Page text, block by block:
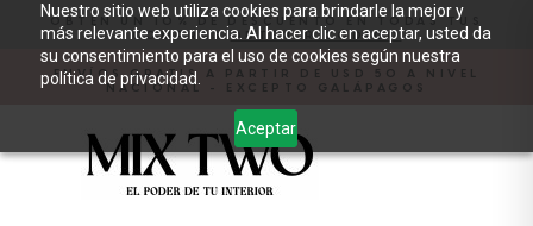
Nuestro sitio web utiliza cookies para brindarle la mejor y
más relevante experiencia. Al hacer clic en aceptar, usted da
su consentimiento para el uso de cookies según nuestra
política de privacidad.
Aceptar
contenido
OBTÉN UN 10% DE DESCUENTO EN TODAS TUS
COMPRASOBTENER CÓDIGO
ENVÍOS GRATIS A PARTIR DE USD 50 A NIVEL
NACIONAL - EXCEPTO GALÁPAGOS